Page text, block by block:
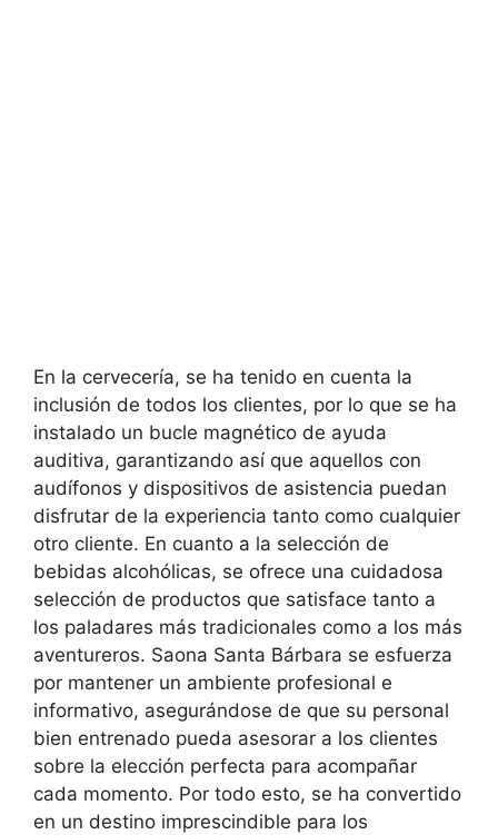
En la cervecería, se ha tenido en cuenta la
inclusión de todos los clientes, por lo que se ha
instalado un bucle magnético de ayuda
auditiva, garantizando así que aquellos con
audífonos y dispositivos de asistencia puedan
disfrutar de la experiencia tanto como cualquier
otro cliente. En cuanto a la selección de
bebidas alcohólicas, se ofrece una cuidadosa
selección de productos que satisface tanto a
los paladares más tradicionales como a los más
aventureros. Saona Santa Bárbara se esfuerza
por mantener un ambiente profesional e
informativo, asegurándose de que su personal
bien entrenado pueda asesorar a los clientes
sobre la elección perfecta para acompañar
cada momento. Por todo esto, se ha convertido
en un destino imprescindible para los